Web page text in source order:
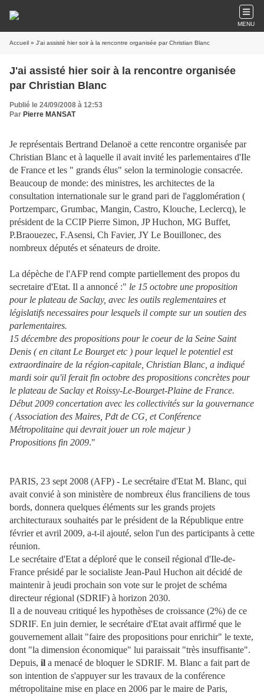
MENU
Accueil » J'ai assisté hier soir à la rencontre organisée par Christian Blanc
J'ai assisté hier soir à la rencontre organisée
par Christian Blanc
Publié le 24/09/2008 à 12:53
Par Pierre MANSAT
Je représentais Bertrand Delanoë a cette rencontre organisée par
Christian Blanc et à laquelle il avait invité les parlementaires d'Ile
de France et les " grands élus" selon la terminologie consacrée.
Beaucoup de monde: des ministres, les architectes de la
consultation internationale sur le grand pari de l'agglomération (
Portzemparc, Grumbac, Mangin, Castro, Klouche, Leclercq), le
président de la CCIP Pierre Simon, JP Huchon, MG Buffet,
P.Braouezec, F.Asensi, Ch Favier, JY Le Bouillonec, des
nombreux députés et sénateurs de droite.
La dépèche de l'AFP rend compte partiellement des propos du
secretaire d'Etat. Il a annoncé :" le 15 octobre une proposition
pour le plateau de Saclay, avec les outils reglementaires et
législatifs necessaires pour lesquels il compte sur un soutien des
parlementaires.
15 décembre des propositions pour le coeur de la Seine Saint
Denis ( en citant Le Bourget etc ) pour lequel le potentiel est
extraordinaire de la région-capitale, Christian Blanc, a indiqué
mardi soir qu'il ferait fin octobre des propositions concrètes pour
le plateau de Saclay et Roissy-Le-Bourget-Plaine de France.
Début 2009 concertation avec les collectivités sur la gouvernance
( Association des Maires, Pdt de CG, et Conférence
Métropolitaine qui devrait jouer un role majeur )
Propositions fin 2009."
PARIS, 23 sept 2008 (AFP) - Le secrétaire d'Etat M. Blanc, qui
avait convié à son ministère de nombreux élus franciliens de tous
bords, donnera quelques éléments sur les grands projets
architecturaux souhaités par le président de la République entre
février et avril 2009, a-t-il ajouté, selon l'un des participants à cette
réunion.
Le secrétaire d'Etat a déploré que le conseil régional d'Ile-de-
France présidé par le socialiste Jean-Paul Huchon ait décidé de
maintenir à jeudi prochain son vote sur le projet de schéma
directeur régional (SDRIF) à horizon 2030.
Il a de nouveau critiqué les hypothèses de croissance (2%) de ce
SDRIF. En juin dernier, le secrétaire d'Etat avait affirmé que le
gouvernement allait "faire des propositions pour enrichir" le texte,
dont "la dimension économique" lui paraissait "très insuffisante".
Depuis, il a menacé de bloquer le SDRIF. M. Blanc a fait part de
son intention de s'appuyer sur les travaux de la conférence
métropolitaine mise en place en 2006 par le maire de Paris,